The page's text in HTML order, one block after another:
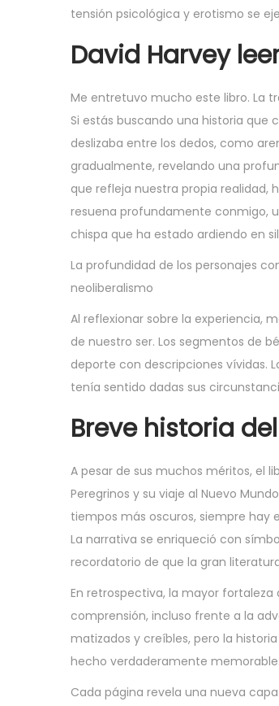
tensión psicológica y erotismo se
David Harvey
Me entretuvo mucho este libro. La
Si estás buscando una historia
deslizaba entre los dedos, como
gradualmente, revelando una
que refleja nuestra propia realidad,
resuena profundamente conmigo,
chispa que ha estado ardiendo en
La profundidad de los personajes
neoliberalismo
Al reflexionar sobre la experiencia,
de nuestro ser. Los segmentos de
deporte con descripciones vívidas.
tenía sentido dadas sus
Breve historia
A pesar de sus muchos méritos, el
Peregrinos y su viaje al Nuevo
tiempos más oscuros, siempre hay
La narrativa se enriqueció con
recordatorio de que la gran
En retrospectiva, la mayor
comprensión, incluso frente a la
matizados y creíbles, pero la
hecho verdaderamente memorable.
Cada página revela una nueva